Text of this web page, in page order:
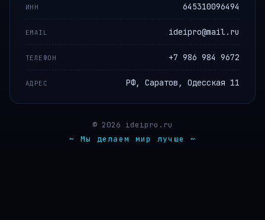
ИНН 645310096494
EMAIL ideipro@mail.ru
ТЕЛЕФОН +7 986 984 9672
АДРЕС РФ, Саратов, Одесская 11
© 2026 ideipro.ru
~ Мы делаем мир лучше ~